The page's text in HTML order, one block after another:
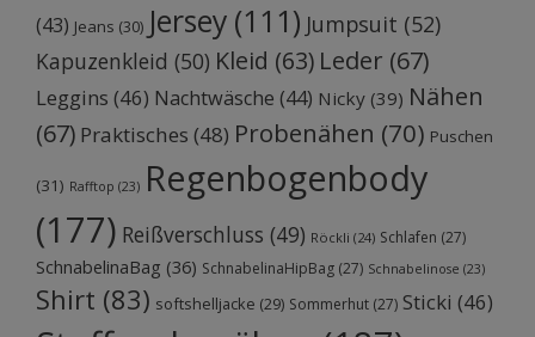
(43) Jeans (30) Jersey (111) Jumpsuit (52)
Kapuzenkleid (50) Kleid (63) Leder (67)
Leggins (46) Nachtwäsche (44) Nicky (39) Nähen
(67) Praktisches (48) Probenähen (70) Puschen
(31) Rafftop (23) Regenbogenbody
(177) Reißverschluss (49) Röckli (24) Schlafen (27)
SchnabelinaBag (36) SchnabelinaHipBag (27) Schnabelinose (23)
Shirt (83) softshelljacke (29) Sommerhut (27) Sticki (46)